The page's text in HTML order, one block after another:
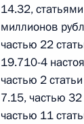
О внесении
26 июля 2026 года
14.32,
миллионов
частью 22
19.710-4
частью 2
7.15, частью
частью 11